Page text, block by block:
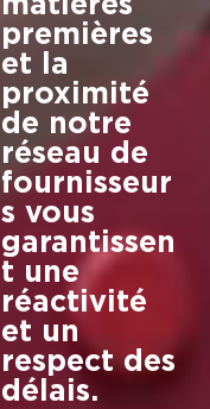
premières
et la
proximité
de notre
réseau de
fournisseur
s vous
garantissen
t une
réactivité
et un
respect des
délais.